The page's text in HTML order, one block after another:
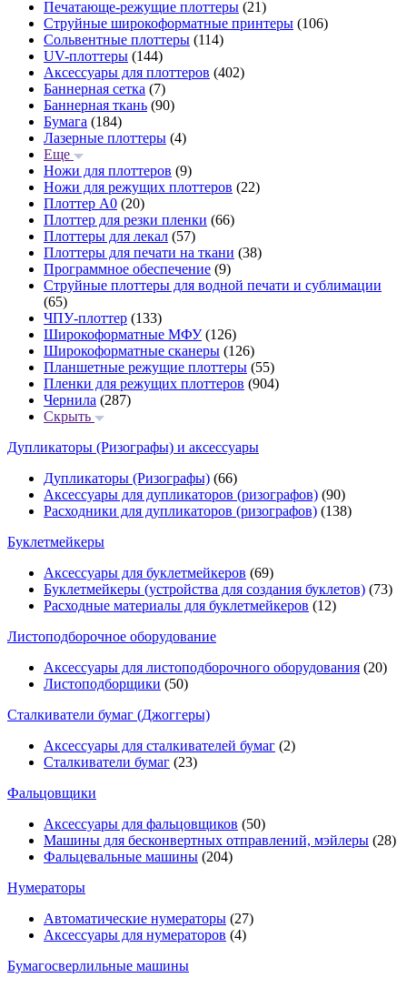
Печатающе-режущие плоттеры (21)
Струйные широкоформатные принтеры (106)
Сольвентные плоттеры (114)
UV-плоттеры (144)
Аксессуары для плоттеров (402)
Баннерная сетка (7)
Баннерная ткань (90)
Бумага (184)
Лазерные плоттеры (4)
Еще
Ножи для плоттеров (9)
Ножи для режущих плоттеров (22)
Плоттер А0 (20)
Плоттер для резки пленки (66)
Плоттеры для лекал (57)
Плоттеры для печати на ткани (38)
Программное обеспечение (9)
Струйные плоттеры для водной печати и сублимации
(65)
ЧПУ-плоттер (133)
Широкоформатные МФУ(126)
Широкоформатные сканеры (126)
Планшетные режущие плоттеры (55)
Пленки для режущих плоттеров (904)
Чернила (287)
Скрыть
Дупликаторы (Ризографы) и аксессуары
Дупликаторы (Ризографы) (66)
Аксессуары для дупликаторов (ризографов) (90)
Расходники для дупликаторов (ризографов) (138)
Буклетмейкеры
Аксессуары для буклетмейкеров (69)
Буклетмейкеры (устройства для создания буклетов) (73)
Расходные материалы для буклетмейкеров (12)
Листоподборочное оборудование
Аксессуары для листоподборочного оборудования (20)
Листоподборщики (50)
Сталкиватели бумаг (Джоггеры)
Аксессуары для сталкивателей бумаг (2)
Сталкиватели бумаг (23)
Фальцовщики
Аксессуары для фальцовщиков (50)
Машины для бесконвертных отправлений, мэйлеры (28)
Фальцевальные машины (204)
Нумераторы
Автоматические нумераторы (27)
Аксессуары для нумераторов (4)
Бумагосверлильные машины